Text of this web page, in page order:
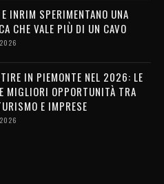
INRIM SPERIMENTANO UNA
CHE VALE PIÙ DI UN CAVO
IN PIEMONTE NEL 2026: LE
MIGLIORI OPPORTUNITÀ TRA
E IMPRESE